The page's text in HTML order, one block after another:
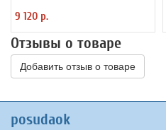
9 120 р.
Отзывы о товаре
Добавить отзыв о товаре
posudaok